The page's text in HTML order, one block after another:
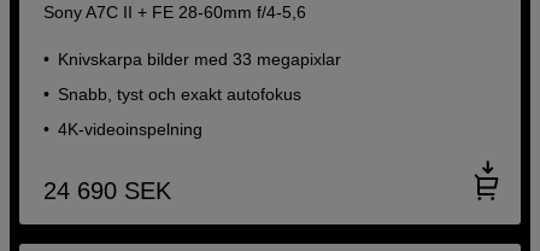
Sony A7C II + FE 28-60mm f/4-5,6
Knivskarpa bilder med 33 megapixlar
Snabb, tyst och exakt autofokus
4K-videoinspelning
24 690 SEK